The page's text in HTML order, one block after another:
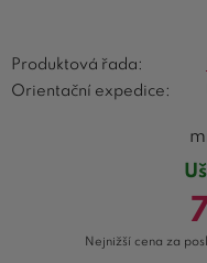
Produktová řada:
Orientační expedice:
Nejnižší cena za